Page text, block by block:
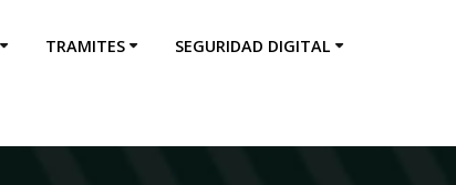
TRAMITES SEGURIDAD DIGITAL